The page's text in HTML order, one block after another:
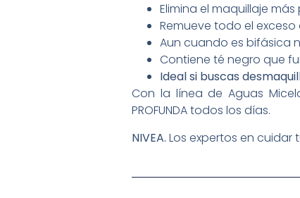
Elimina el maquillaje
Remueve todo el
Aun cuando es bifásica
Contiene té negro que
Ideal si buscas
Con la línea de Aguas
PROFUNDA todos los días.
NIVEA. Los expertos en cuidar